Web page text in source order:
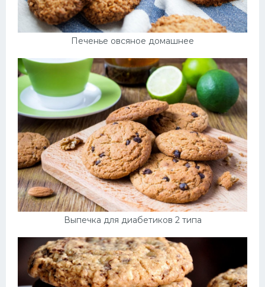
Печенье овсяное домашнее
Выпечка для диабетиков 2 типа